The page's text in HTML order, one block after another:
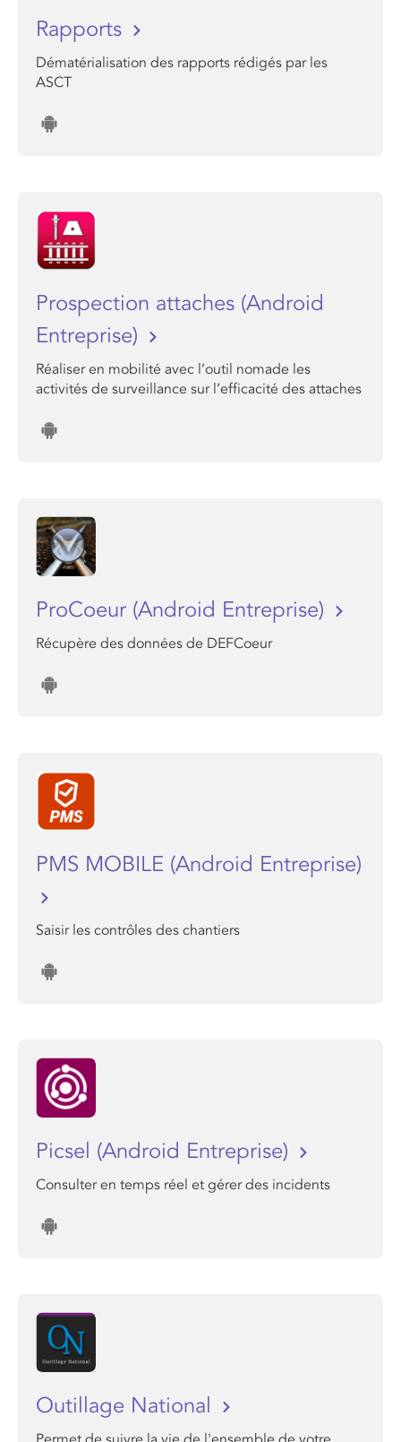
Rapports
Dématérialisation des rapports rédigés par les
ASCT
Prospection attaches (Android
Entreprise)
Réaliser en mobilité avec l’outil nomade les
activités de surveillance sur l’efficacité des attaches
ProCoeur (Android Entreprise)
Récupère des données de DEFCoeur
PMS MOBILE (Android Entreprise)
Saisir les contrôles des chantiers
Picsel (Android Entreprise)
Consulter en temps réel et gérer des incidents
Outillage National